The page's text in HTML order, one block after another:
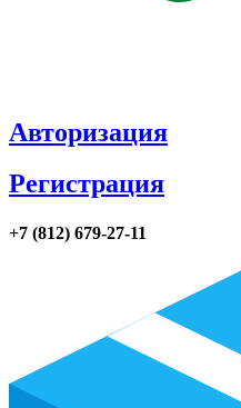
Авторизация
Регистрация
+7 (812) 679-27-11